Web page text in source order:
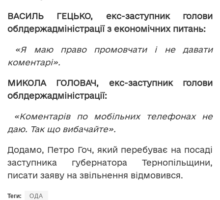
ВАСИЛЬ ГЕЦЬКО, екс-заступник голови
облдержадміністрації з економічних питань:
«Я маю право промовчати і не давати
коментарі».
МИКОЛА ГОЛОВАЧ, екс-заступник голови
облдержадміністрації:
«Коментарів по мобільних телефонах не
даю. Так що вибачайте».
Додамо, Петро Гоч, який перебуває на посаді
заступника губернатора Тернопільщини,
писати заяву на звільнення відмовився.
Теги: ОДА